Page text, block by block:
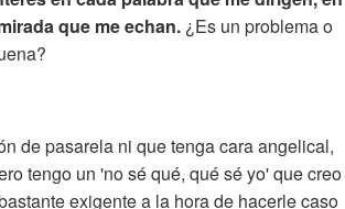
que me echan. ¿Es un problema o
de pasarela ni que tenga cara angelical,
tengo un 'no sé qué, qué sé yo' que creo
exigente a la hora de hacerle caso